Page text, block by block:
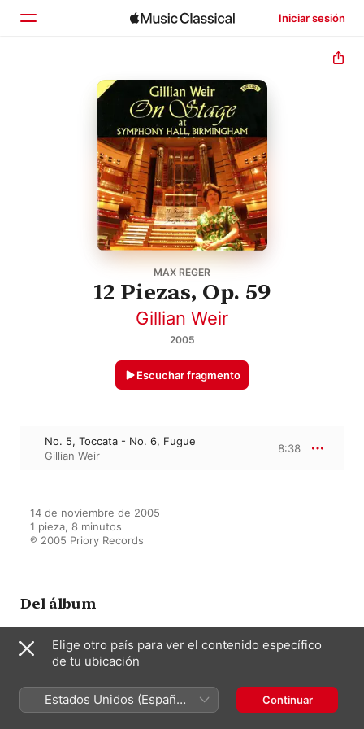
Iniciar sesión
MAX REGER
12 Piezas, Op. 59
Gillian Weir
2005
Escuchar fragmento
No. 5, Toccata - No. 6, Fugue
Gillian Weir
8:38
14 de noviembre de 2005
1 pieza, 8 minutos
℗ 2005 Priory Records
Del álbum
On Stage at Symphony Hall,
Gillian Weir
Elige otro país para ver el contenido específico
de tu ubicación
Estados Unidos (Español
México)
Continuar